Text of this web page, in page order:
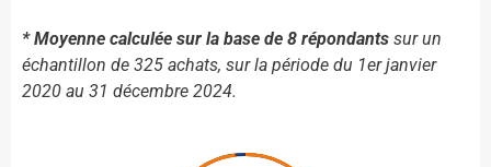
* Moyenne calculée sur la base de 8 répondants sur un
échantillon de 325 achats, sur la période du 1er janvier
2020 au 31 décembre 2024.